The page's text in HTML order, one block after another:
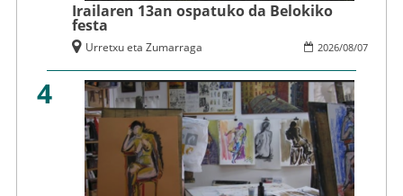
Irailaren 13an ospatuko da Belokiko
festa
2026/08/07
Urretxu eta Zumarraga
4